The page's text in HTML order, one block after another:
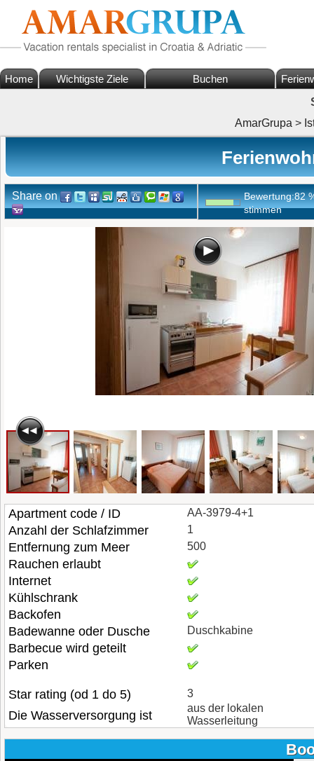
Home Wichtigste Ziele Buchen
AmarGrupa >
Share on Bewertung:82
stimmen
Apartment code / ID AA-3979-4+1
Anzahl der Schlafzimmer 1
Entfernung zum Meer 500
Rauchen erlaubt
Internet
Kühlschrank
Backofen
Badewanne oder Dusche
Duschkabine
Barbecue wird geteilt
Parken
Star rating (od 1 do 5) 3
Die Wasserversorgung ist
aus der lokalen
Wasserleitung